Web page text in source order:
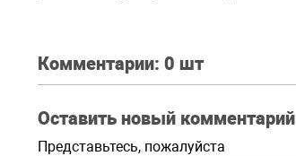
Комментарии: 0 шт
Оставить новый комментарий
Представьтесь, пожалуйста